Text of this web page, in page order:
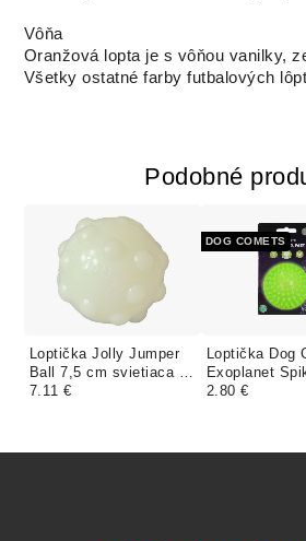
Vôňa
Oranžová lopta je s vôňou vanilky,
Všetky ostatné farby futbalových
Podobné
Loptička Jolly Jumper
Ball 7,5 cm svietiaca v
tme
7.11 €
Loptička Dog
Exoplanet
Green
DOG COMETS
2.80 €